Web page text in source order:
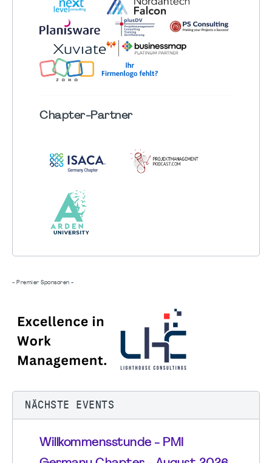
Chapter-Partner
- Premier Sponsoren -
NÄCHSTE EVENTS
Willkommensstunde - PMI